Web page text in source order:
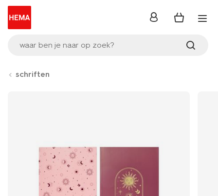
waar ben je naar op zoek?
inloggen
schriften